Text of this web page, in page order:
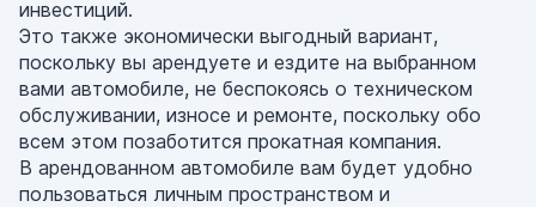
инвестиций.
Это также экономически выгодный вариант,
поскольку вы арендуете и ездите на выбранном
вами автомобиле, не беспокоясь о техническом
обслуживании, износе и ремонте, поскольку обо
всем этом позаботится прокатная компания.
В арендованном автомобиле вам будет удобно
пользоваться личным пространством и